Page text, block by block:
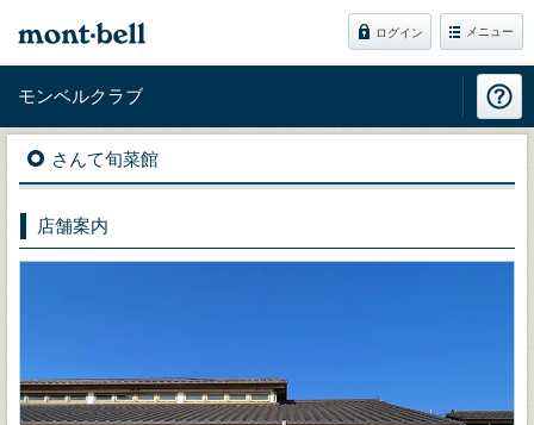
ログイン メニュー
モンベルクラブ
さんて旬菜館
店舗案内